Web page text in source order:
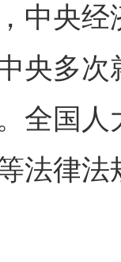
中央
央多
全国
法律